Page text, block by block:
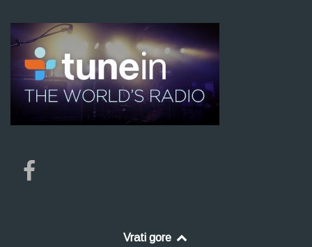
Vrati gore